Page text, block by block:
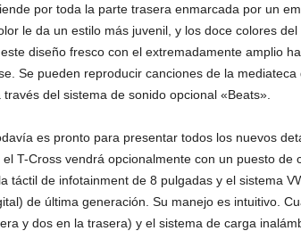
por toda la parte trasera enmarcada por un
le da un estilo más juvenil, y los doce colores
diseño fresco con el extremadamente amplio
Se pueden reproducir canciones de la
del sistema de sonido opcional «Beats».
es pronto para presentar todos los nuevos
T-Cross vendrá opcionalmente con un puesto de
táctil de infotainment de 8 pulgadas y el sistema
de última generación. Su manejo es intuitivo.
y dos en la trasera) y el sistema de carga